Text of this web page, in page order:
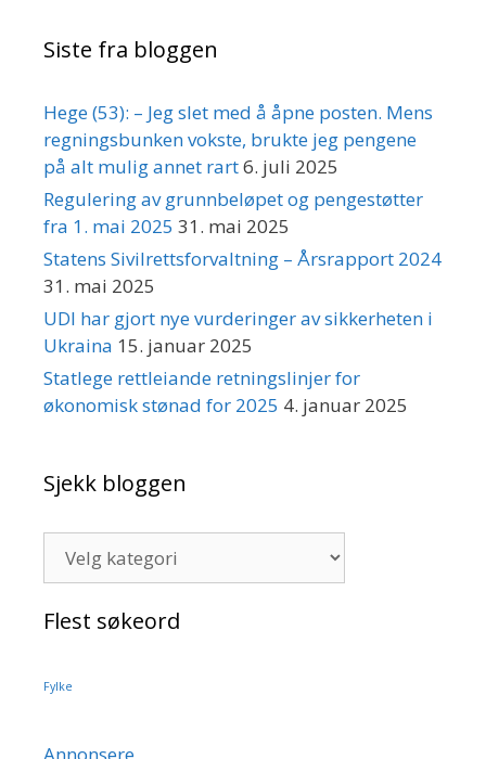
Siste fra bloggen
Hege (53): – Jeg slet med å åpne posten. Mens
regningsbunken vokste, brukte jeg pengene
på alt mulig annet rart6. juli 2025
Regulering av grunnbeløpet og pengestøtter
fra 1. mai 2025 31. mai 2025
Statens Sivilrettsforvaltning – Årsrapport 2024
31. mai 2025
UDI har gjort nye vurderinger av sikkerheten i
Ukraina 15. januar 2025
Statlege rettleiande retningslinjer for
økonomisk stønad for 2025 4. januar 2025
Sjekk bloggen
bloggen
Flest søkeord
Fylke
Annonsere